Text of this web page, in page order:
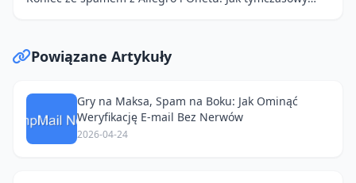
Powiązane Artykuły
Gry na Maksa, Spam na Boku: Jak Ominąć
Weryfikację E-mail Bez Nerwów
2026-04-24